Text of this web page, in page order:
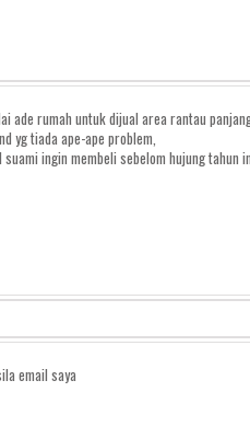
ade rumah untuk dijual area rantau
yg tiada ape-ape problem,
ingin membeli sebelom hujung tahun
email saya